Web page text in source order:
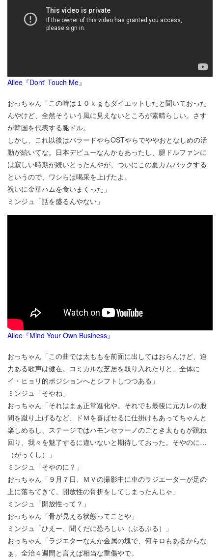
Ailee『Dont' Touch Me』
おっちゃん「この時は１０ｋｇもダイエットしたと聞いておった
んやけど、全然そういう風に見えないところが素晴らしい。さす
が韓国を代表する腿ドル。
しかし、これ以後はバラードやらOSTやらでややおとなしめの活
動が続いてな。日本デビューなんかもあったし、腿ドルファンに
は寂しい時期が続いとったんやが、ついにこの夏カムバックする
というので、ワシらは喝采を上げたよ。
祝いに金華ハムを食いまくった」
ミンジュ「話を盛るんやない」
Ailee『Mind Your Own Business』
おっちゃん「この曲では太ももを前面に出してはおらんけど、迫
力ある歌声は健在。コミカルな芝居を取り入れたりと、全体に
イ・ヒョリ的ポジションへとシフトしつつある」
ミンジュ「そやね」
おっちゃん「それはまぁ正常進化や。それでも最後に元カレの股
間を蹴り上げるなど、ドＭを喜ばせるに仕掛けもあってちゃんと
楽しめるし、ステージではハモンセラーノのごとき太ももが跳ね
回り、我々を魅了するに違いないと期待しておった。そやのに…
（がっくし）」
ミンジュ「そやのに？」
おっちゃん「９月７日、ＭＶの撮影中に車のラジエーターが足の
上に落ちてきて、開放性の骨折をしてしまったんじゃ」
ミンジュ「開放性って？」
おっちゃん「骨が見える状態ってことや」
ミンジュ「ひえー、聞くだに恐ろしい（ぶるぶる）」
おっちゃん「ラジエターなんか金属の塊で、何キロもあるからな
ぁ。全治４週間と言えば相当な重傷やで。